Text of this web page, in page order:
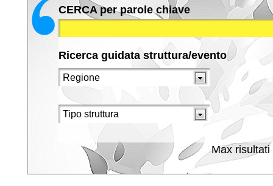
CERCA per parole chiave
Ricerca guidata struttura/evento
Max risultati